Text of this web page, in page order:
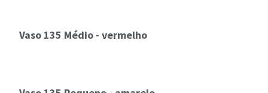
Vaso 135 Médio - vermelho